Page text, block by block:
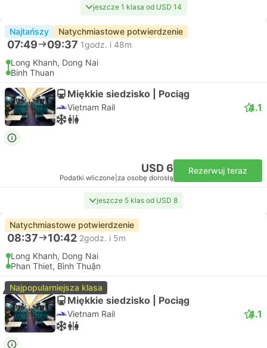
jeszcze 1 klasa od USD 14
Najtańszy Natychmiastowe potwierdzenie
07:49 09:37 1godz. i 48m
Long Khanh, Dong Nai
Binh Thuan
Miękkie siedzisko | Pociąg
Vietnam Rail 4.1
USD 6
Podatki wliczone za osobę dorosłą
Rezerwuj teraz
jeszcze 5 klas od USD 8
Natychmiastowe potwierdzenie
08:37 10:42 2godz. i 5m
Long Khanh, Dong Nai
Phan Thiet, Bình Thuận
Najpopularniejsza klasa
Miękkie siedzisko | Pociąg
Vietnam Rail 4.1